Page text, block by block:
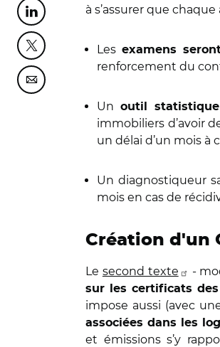
Partager cette page sur Linkedin
Partager cette page sur Twitter
Partager cette page sur Courriel
à s’assurer que
Lesexamens
renforcement du
Un outil statistique
immobiliers d’avoir
un délai d’un mois
Un diagnostiqueur
mois en cas de
Création d'un
Le second texte -
sur les certificats
impose aussi (avec
associées dans les
et émissions s’y